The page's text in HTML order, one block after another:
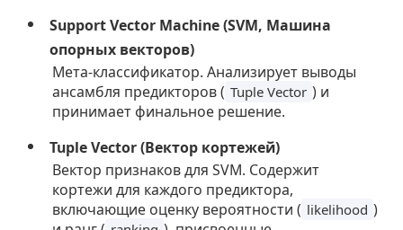
Support Vector Machine (SVM, Машина
опорных векторов)
Мета-классификатор. Анализирует выводы
ансамбля предикторов ( Tuple Vector ) и
принимает финальное решение.
Tuple Vector (Вектор кортежей)
Вектор признаков для SVM. Содержит
кортежи для каждого предиктора,
включающие оценку вероятности ( likelihood )